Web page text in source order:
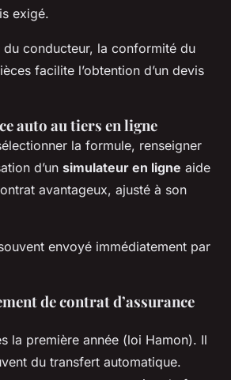
exigé.
du conducteur, la conformité du
facilite l’obtention d’un devis
auto au tiers en ligne
la formule, renseigner
d’un simulateur en ligne aide
avantageux, ajusté à son
envoyé immédiatement par
de contrat d’assurance
la première année (loi Hamon). Il
du transfert automatique.